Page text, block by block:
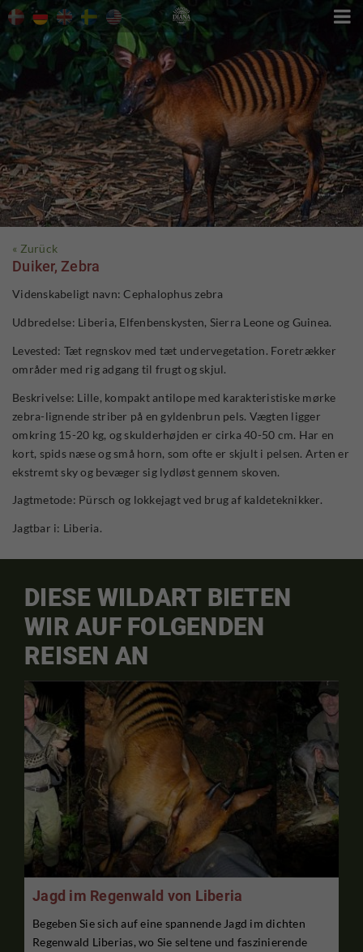

« Zurück
Duiker, Zebra
Videnskabeligt navn: Cephalophus zebra
Udbredelse: Liberia, Elfenbenskysten, Sierra Leone og Guinea.
Levested: Tæt regnskov med tæt undervegetation. Foretrækker
områder med rig adgang til frugt og skjul.
Beskrivelse: Lille, kompakt antilope med karakteristiske mørke
zebra-lignende striber på en gyldenbrun pels. Vægten ligger
omkring 15-20 kg, og skulderhøjden er cirka 40-50 cm. Har en
kort, spids næse og små horn, som ofte er skjult i pelsen. Arten er
ekstremt sky og bevæger sig lydløst gennem skoven.
Jagtmetode: Pürsch og lokkejagt ved brug af kaldeteknikker.
Jagtbar i: Liberia.
DIESE WILDART BIETEN
WIR AUF FOLGENDEN
REISEN AN
Jagd im Regenwald von Liberia
Begeben Sie sich auf eine spannende Jagd im dichten
Regenwald Liberias, wo Sie seltene und faszinierende